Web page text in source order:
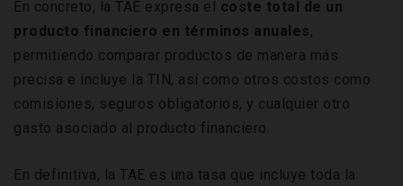
En concreto, la TAE expresa el coste total de un
producto financiero en términos anuales,
permitiendo comparar productos de manera más
precisa e incluye la TIN, así como otros costos como
comisiones, seguros obligatorios, y cualquier otro
gasto asociado al producto financiero.
En definitiva, la TAE es una tasa que incluye toda la